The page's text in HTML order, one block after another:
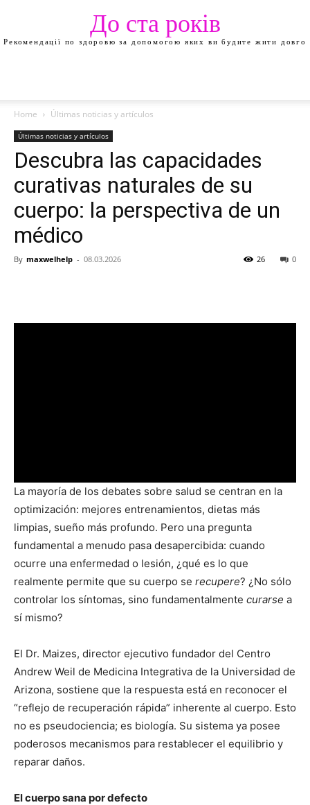
До ста років
Рекомендації по здоровю за допомогою яких ви будите жити довго
Home Últimas noticias y artículos
Últimas noticias y artículos
Descubra las capacidades
curativas naturales de su
cuerpo: la perspectiva de un
médico
By maxwelhelp - 08.03.2026 0
26
La mayoría de los debates sobre salud se centran en la
optimización: mejores entrenamientos, dietas más
limpias, sueño más profundo. Pero una pregunta
fundamental a menudo pasa desapercibida: cuando
ocurre una enfermedad o lesión, ¿qué es lo que
realmente permite que su cuerpo se recupere? ¿No sólo
controlar los síntomas, sino fundamentalmente curarse a
sí mismo?
El Dr. Maizes, director ejecutivo fundador del Centro
Andrew Weil de Medicina Integrativa de la Universidad de
Arizona, sostiene que la respuesta está en reconocer el
“reflejo de recuperación rápida” inherente al cuerpo. Esto
no es pseudociencia; es biología. Su sistema ya posee
poderosos mecanismos para restablecer el equilibrio y
reparar daños.
El cuerpo sana por defecto